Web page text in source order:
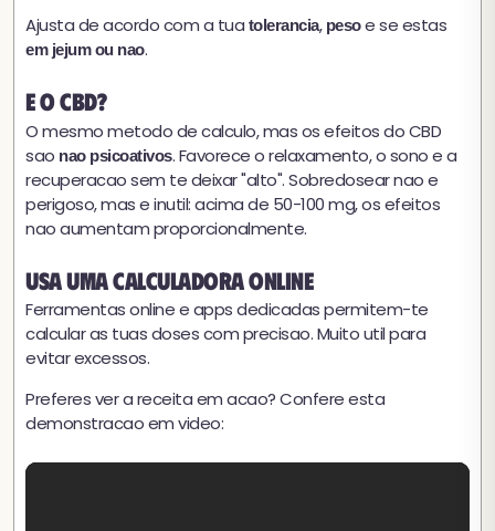
Ajusta de acordo com a tua tolerancia, pesoe se estas
em jejum ou nao.
E o CBD?
O mesmo metodo de calculo, mas os efeitos do CBD
sao nao psicoativos. Favorece o relaxamento, o sono e a
recuperacao sem te deixar "alto". Sobredosear nao e
perigoso, mas e inutil: acima de 50-100 mg, os efeitos
nao aumentam proporcionalmente.
Usa uma calculadora online
Ferramentas online e apps dedicadas permitem-te
calcular as tuas doses com precisao. Muito util para
evitar excessos.
Preferes ver a receita em acao? Confere esta
demonstracao em video: